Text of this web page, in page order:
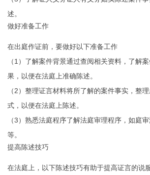
述。
做好准备工作
在出庭作证前，要做好以下准备工作
（1）了解案件背景通过查阅相关资料，了解
果，以便在法庭上准确陈述。
（2）整理证言材料将所了解的案件事实，整
式，以便在法庭上陈述。
（3）熟悉法庭程序了解法庭审理程序，如庭
等。
提高陈述技巧
在法庭上，以下陈述技巧有助于提高证言的说